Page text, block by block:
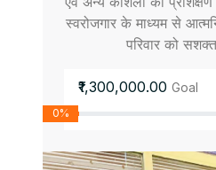
स्वरोजगार के माध्यम से
परिवार को
₹1,300,000.00 Goal
0%